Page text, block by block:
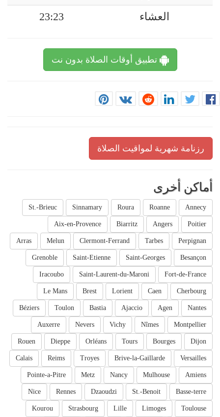
العشاء
23:23
تطبيق أوقات الصلاة بدون نت
رزنامة شهرية لمواقيت الصلاة
أماكن أخرى
Annecy
Roanne
Roura
Sinnamary
St.-Brieuc
Poitier
Angers
Biarritz
Aix-en-Provence
Perpignan
Tarbes
Clermont-Ferrand
Melun
Arras
Besançon
Saint-Georges
Saint-Etienne
Grenoble
Fort-de-France
Saint-Laurent-du-Maroni
Iracoubo
Cherbourg
Caen
Lorient
Brest
Le Mans
Nantes
Agen
Ajaccio
Bastia
Toulon
Béziers
Montpellier
Nîmes
Vichy
Nevers
Auxerre
Dijon
Bourges
Tours
Orléans
Dieppe
Rouen
Versailles
Brive-la-Gaillarde
Troyes
Reims
Calais
Amiens
Mulhouse
Nancy
Metz
Pointe-a-Pitre
Basse-terre
St.-Benoit
Dzaoudzi
Rennes
Nice
Toulouse
Limoges
Lille
Strasbourg
Kourou